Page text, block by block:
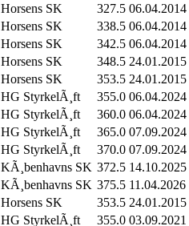
Horsens SK 327.5 06.04.2014
Horsens SK 338.5 06.04.2014
Horsens SK 342.5 06.04.2014
Horsens SK 348.5 24.01.2015
Horsens SK 353.5 24.01.2015
HG StyrkelÃ¸ft 355.0 06.04.2024
HG StyrkelÃ¸ft 360.0 06.04.2024
HG StyrkelÃ¸ft 365.0 07.09.2024
HG StyrkelÃ¸ft 370.0 07.09.2024
KÃ¸benhavns SK 372.5 14.10.2025
KÃ¸benhavns SK 375.5 11.04.2026
Horsens SK 353.5 24.01.2015
HG StyrkelÃ¸ft 355.0 03.09.2021